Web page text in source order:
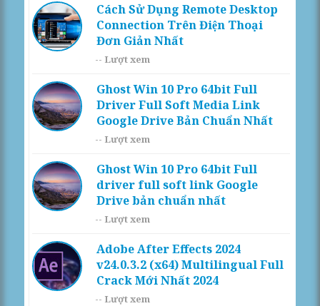
Cách Sử Dụng Remote Desktop
Connection Trên Điện Thoại
Đơn Giản Nhất
-- Lượt xem
Ghost Win 10 Pro 64bit Full
Driver Full Soft Media Link
Google Drive Bản Chuẩn Nhất
-- Lượt xem
Ghost Win 10 Pro 64bit Full
driver full soft link Google
Drive bản chuẩn nhất
-- Lượt xem
Adobe After Effects 2024
v24.0.3.2 (x64) Multilingual Full
Crack Mới Nhất 2024
-- Lượt xem